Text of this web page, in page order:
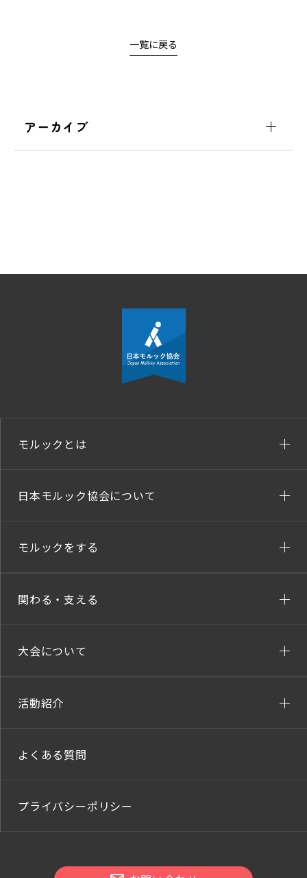
一覧に戻る
アーカイブ
モルックとは
日本モルック協会について
モルックをする
関わる・支える
大会について
活動紹介
よくある質問
プライバシーポリシー